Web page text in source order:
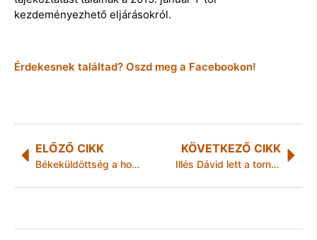
kezdeményezhető eljárásokról.
Érdekesnek találtad? Oszd meg a Facebookon!
ELŐZŐ CIKK
Békeküldöttség a honvédelmi minisztériumban
KÖVETKEZŐ CIKK
Illés Dávid lett a tornászbajnok